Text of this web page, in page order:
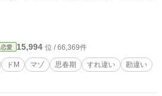
恋愛 15,994 位 / 66,369件
ドM マゾ 思春期 すれ違い
勘違い